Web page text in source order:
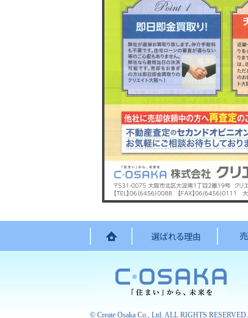
© Create Osaka Co., Ltd. ALL RIGHTS RESERVED.